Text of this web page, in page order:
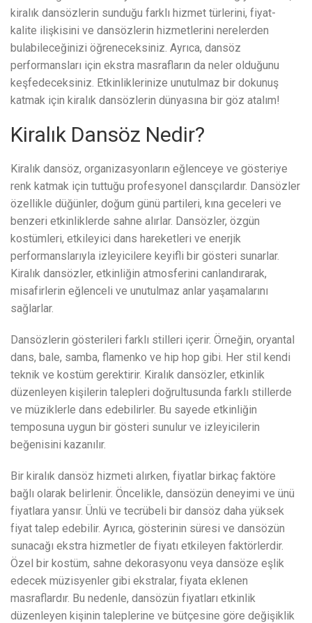
kiralık dansözlerin sunduğu farklı hizmet türlerini, fiyat-
kalite ilişkisini ve dansözlerin hizmetlerini nerelerden
bulabileceğinizi öğreneceksiniz. Ayrıca, dansöz
performansları için ekstra masrafların da neler olduğunu
keşfedeceksiniz. Etkinliklerinize unutulmaz bir dokunuş
katmak için kiralık dansözlerin dünyasına bir göz atalım!
Kiralık Dansöz Nedir?
Kiralık dansöz, organizasyonların eğlenceye ve gösteriye
renk katmak için tuttuğu profesyonel dansçılardır. Dansözler
özellikle düğünler, doğum günü partileri, kına geceleri ve
benzeri etkinliklerde sahne alırlar. Dansözler, özgün
kostümleri, etkileyici dans hareketleri ve enerjik
performanslarıyla izleyicilere keyifli bir gösteri sunarlar.
Kiralık dansözler, etkinliğin atmosferini canlandırarak,
misafirlerin eğlenceli ve unutulmaz anlar yaşamalarını
sağlarlar.
Dansözlerin gösterileri farklı stilleri içerir. Örneğin, oryantal
dans, bale, samba, flamenko ve hip hop gibi. Her stil kendi
teknik ve kostüm gerektirir. Kiralık dansözler, etkinlik
düzenleyen kişilerin talepleri doğrultusunda farklı stillerde
ve müziklerle dans edebilirler. Bu sayede etkinliğin
temposuna uygun bir gösteri sunulur ve izleyicilerin
beğenisini kazanılır.
Bir kiralık dansöz hizmeti alırken, fiyatlar birkaç faktöre
bağlı olarak belirlenir. Öncelikle, dansözün deneyimi ve ünü
fiyatlara yansır. Ünlü ve tecrübeli bir dansöz daha yüksek
fiyat talep edebilir. Ayrıca, gösterinin süresi ve dansözün
sunacağı ekstra hizmetler de fiyatı etkileyen faktörlerdir.
Özel bir kostüm, sahne dekorasyonu veya dansöze eşlik
edecek müzisyenler gibi ekstralar, fiyata eklenen
masraflardır. Bu nedenle, dansözün fiyatları etkinlik
düzenleyen kişinin taleplerine ve bütçesine göre değişiklik